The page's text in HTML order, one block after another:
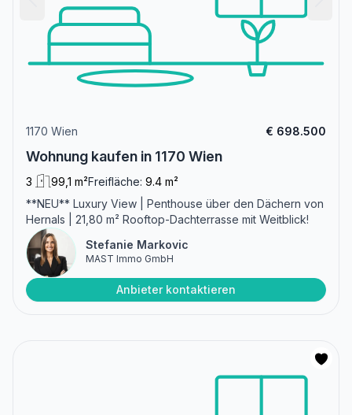
1170 Wien € 698.500
Wohnung kaufen in 1170 Wien
3 99,1 m²Freifläche: 9.4 m²
**NEU** Luxury View | Penthouse über den Dächern von
Hernals | 21,80 m² Rooftop-Dachterrasse mit Weitblick!
Stefanie Markovic
MAST Immo GmbH
Anbieter kontaktieren